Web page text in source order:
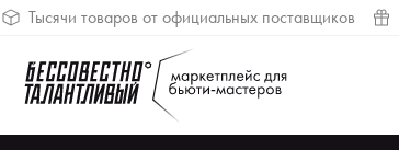
Тысячи товаров от официальных поставщиков